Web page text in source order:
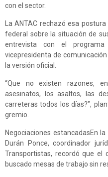
con el sector.
La ANTAC rechazó esa
federal sobre la situación de
entrevista con el programa
vicepresidenta de
la versión oficial.
“Que no existen razones,
asesinatos, los asaltos, las
carreteras todos los días?”,
gremio.
Negociaciones estancadasEn
Durán Ponce, coordinador
Transportistas, recordó que el
buscado mesas de trabajo sin